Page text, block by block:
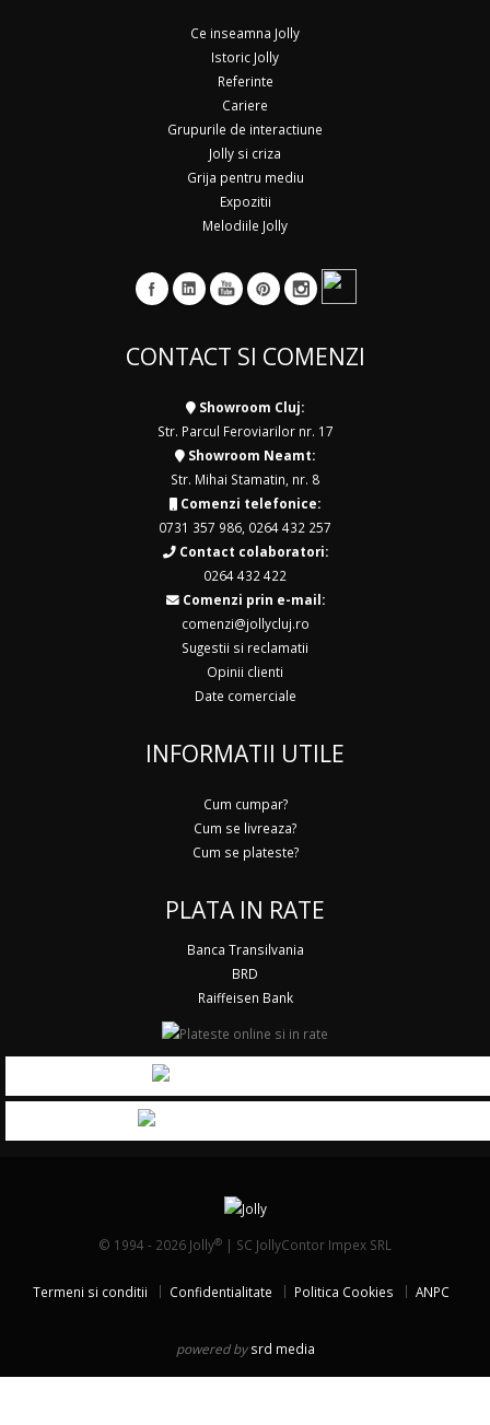
Ce inseamna Jolly
Istoric Jolly
Referinte
Cariere
Grupurile de interactiune
Jolly si criza
Grija pentru mediu
Expozitii
Melodiile Jolly
CONTACT SI COMENZI
Showroom Cluj:
Str. Parcul Feroviarilor nr. 17
Showroom Neamt:
Str. Mihai Stamatin, nr. 8
Comenzi telefonice:
0731 357 986 0264 432 257
Contact colaboratori:
0264 432 422
Comenzi prin e-mail:
comenzi@jollycluj.ro
Sugestii si reclamatii
Opinii clienti
Date comerciale
INFORMATII UTILE
Cum cumpar?
Cum se livreaza?
Cum se plateste?
PLATA IN RATE
Banca Transilvania
BRD
Raiffeisen Bank
© 1994 - 2026 Jolly® | SC JollyContor Impex SRL
Termeni si conditii Confidentialitate Politica Cookies ANPC
powered by srd media